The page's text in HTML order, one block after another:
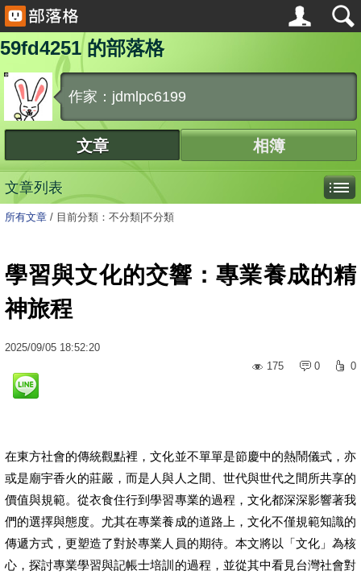
59fd4251 的部落格
作家：jdmlpc6199
文章 相簿
文章列表
所有文章 / 目前分類：不分類|不分類
學習與文化的交響：專業養成的精
神旅程
2025/09/05 18:52:20
175
0 0
在東方社會的傳統觀點裡，文化並不單單是節慶中的熱鬧儀式，亦
或是廟宇香火的莊嚴，而是人與人之間、世代與世代之間所共享的
價值與規範。從衣食住行到學習專業的過程，文化都深深影響著我
們的選擇與態度。尤其在專業養成的道路上，文化不僅規範知識的
傳遞方式，更塑造了對於專業人員的期待。本文將以「文化」為核
心，探討專業學習與記帳士培訓的過程，並從其中看見台灣社會對